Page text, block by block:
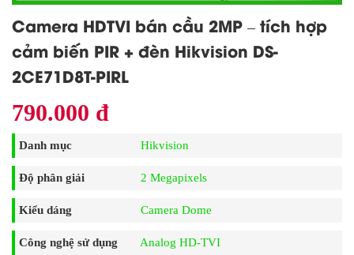
Camera HDTVI bán cầu 2MP – tích hợp
cảm biến PIR + đèn Hikvision DS-
2CE71D8T-PIRL
790.000 đ
Danh mục Hikvision
Độ phân giải 2 Megapixels
Kiểu dáng Camera Dome
Công nghệ sử dụng Analog HD-TVI